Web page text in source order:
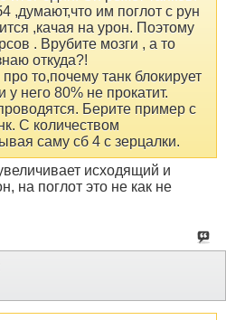
,думают,что им поглот с рун
,качая на урон. Поэтому
. Врубите мозги , а то
откуда?!
то,почему танк блокирует
него 80% не прокатит.
Берите пример с
С количеством
саму сб 4 с зерцалки.
исходящий и
на поглот это не как не